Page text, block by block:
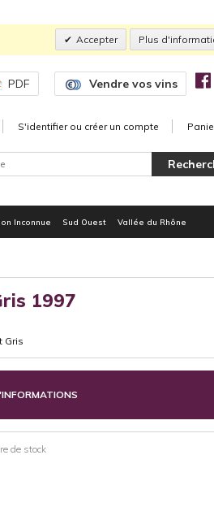
Accepter Plus
PDF Vendre vos vins
S'identifier ou créer un compte
Inconnue Sud Ouest Vallée du Rhône
1997
Gris
de stock